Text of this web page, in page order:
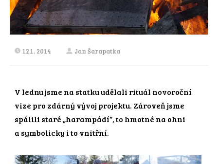
12.1. 2014 Jan Šarapatka
V lednu jsme na statku udělali rituál novoroční
vize pro zdárný vývoj projektu. Zároveň jsme
spálili staré „harampádí“, to hmotné na ohni
a symbolicky i to vnitřní.